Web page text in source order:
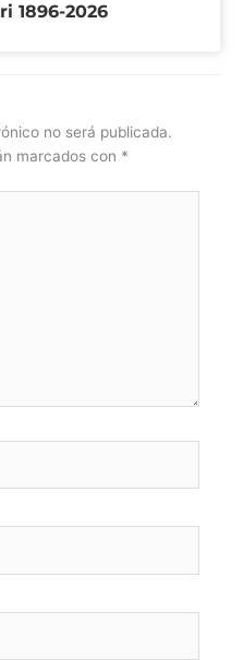
1896-2026
no será publicada.
marcados con *